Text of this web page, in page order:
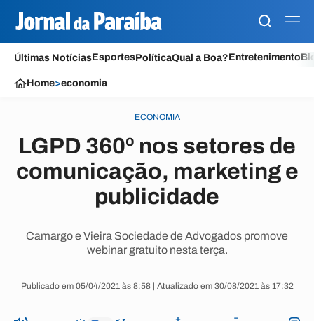
Últimas NotíciasEsportesPolíticaQual a Boa?Entretenimento
Home>economia
ECONOMIA
LGPD 360º nos setores de
comunicação, marketing e
publicidade
Camargo e Vieira Sociedade de Advogados promove
webinar gratuito nesta terça.
Publicado em 05/04/2021 às 8:58 | Atualizado em 30/08/2021 às 17:32